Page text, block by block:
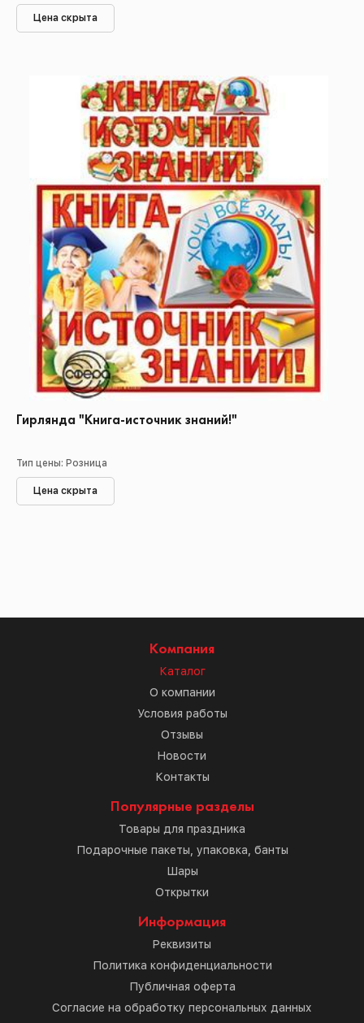
Цена скрыта
Гирлянда "Книга-источник знаний!"
Тип цены: Розница
Цена скрыта
Компания
Каталог
О компании
Условия работы
Отзывы
Новости
Контакты
Популярные разделы
Товары для праздника
Подарочные пакеты, упаковка, банты
Шары
Открытки
Информация
Реквизиты
Политика конфиденциальности
Публичная оферта
Согласие на обработку персональных данных